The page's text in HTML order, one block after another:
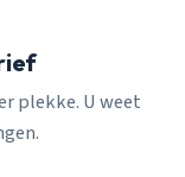
plekke. U weet